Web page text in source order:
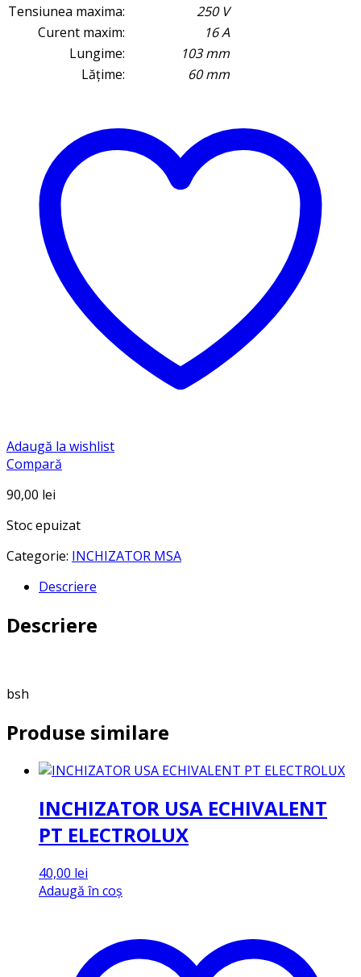
Tensiunea maxima:
250 V
Curent maxim:
16 A
Lungime:
103 mm
Lățime:
60 mm
Adaugă la wishlist
Compară
90,00 lei
Stoc epuizat
Categorie: INCHIZATOR MSA
Descriere
Descriere
bsh
Produse similare
INCHIZATOR USA ECHIVALENT
PT ELECTROLUX
40,00 lei
Adaugă în coș